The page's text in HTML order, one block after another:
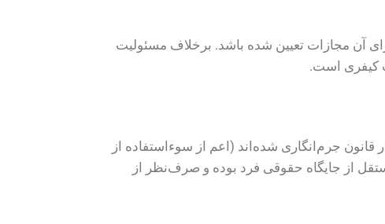
آن مجازات تعیین شده باشد. برخلاف مسئولیت
کیفری است.
جرم‌انگاری شده‌اند (اعم از سوءاستفاده از
از جایگاه حقوقی فرد بوده و صرف‌نظر از